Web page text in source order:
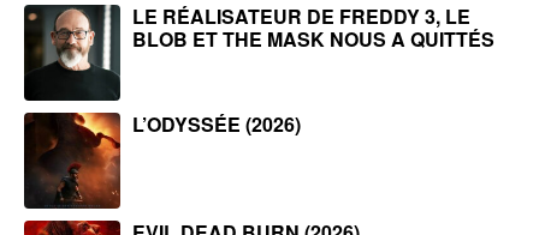
LE RÉALISATEUR DE FREDDY 3, LE
BLOB ET THE MASK NOUS A QUITTÉS
L’ODYSSÉE (2026)